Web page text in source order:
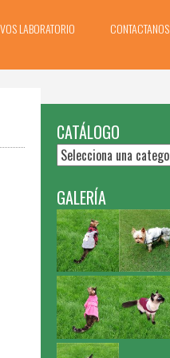
LABORATORIO CONTACTANOS
CATÁLOGO
GALERÍA